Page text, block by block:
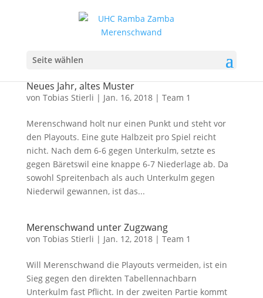
Seite wählen
Neues Jahr, altes Muster
von Tobias Stierli | Jan. 16, 2018| Team 1
Merenschwand holt nur einen Punkt und steht vor
den Playouts. Eine gute Halbzeit pro Spiel reicht
nicht. Nach dem 6-6 gegen Unterkulm, setzte es
gegen Bäretswil eine knappe 6-7 Niederlage ab. Da
sowohl Spreitenbach als auch Unterkulm gegen
Niederwil gewannen, ist das...
Merenschwand unter Zugzwang
von Tobias Stierli | Jan. 12, 2018| Team 1
Will Merenschwand die Playouts vermeiden, ist ein
Sieg gegen den direkten Tabellennachbarn
Unterkulm fast Pflicht. In der zweiten Partie kommt